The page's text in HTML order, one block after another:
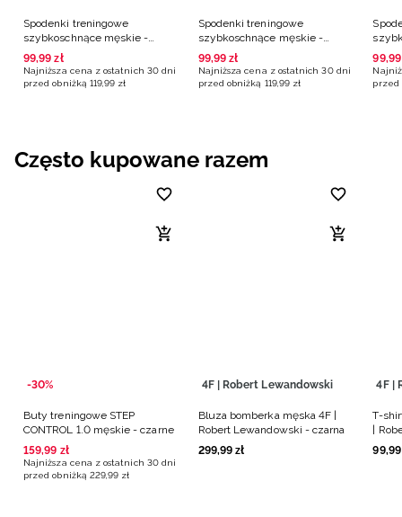
Spodenki treningowe
szybkoschnące męskie -
czarne
99,99 zł
Najniższa cena z ostatnich 30 dni
przed obniżką 119,99 zł
Spodenki treningowe
szybkoschnące męskie -
czarne
99,99 zł
Najniższa cena z ostatnich 30 dni
przed obniżką 119,99 zł
99,99
przed
Często kupowane razem
-30%
Buty treningowe STEP
CONTROL 1.0 męskie - czarne
159,99 zł
Najniższa cena z ostatnich 30 dni
przed obniżką 229,99 zł
4F | Robert Lewandowski
Bluza bomberka męska 4F |
Robert Lewandowski - czarna
299,99 zł
4F |
T-
|
99,99